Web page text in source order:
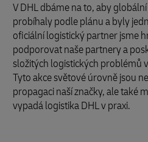
V DHL dbáme na to, aby
probíhaly podle plánu a byly
oficiální logistický partner jsme
podporovat naše partnery a
složitých logistických problémů
Tyto akce světové úrovně jsou
propagaci naší značky, ale také
vypadá logistika DHL v praxi.